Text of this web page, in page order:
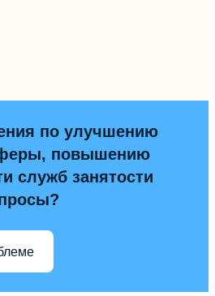
по улучшению
повышению
служб занятости